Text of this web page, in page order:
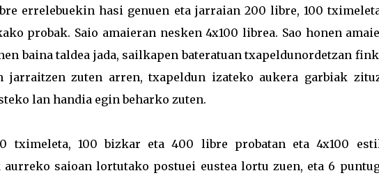
errelebuekin hasi genuen eta jarraian 200 libre, 100
probak. Saio amaieran nesken 4x100 librea. Sao honen
baina taldea jada, sailkapen bateratuan txapeldunordetzan
jarraitzen zuten arren, txapeldun izateko aukera garbiak
lan handia egin beharko zuten.
tximeleta, 100 bizkar eta 400 libre probatan eta 4x100
aurreko saioan lortutako postuei eustea lortu zuen, eta 6